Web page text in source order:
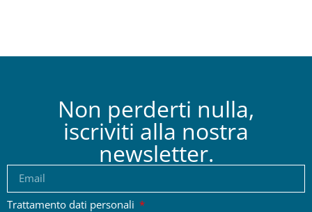
Non perderti nulla,
iscriviti alla nostra
newsletter.
Trattamento dati personali